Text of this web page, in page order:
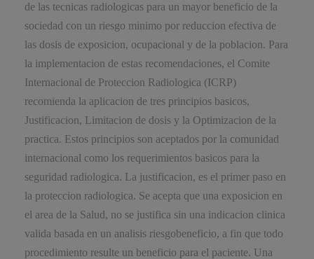
de las tecnicas radiologicas para un mayor beneficio de la
sociedad con un riesgo minimo por reduccion efectiva de
las dosis de exposicion, ocupacional y de la poblacion. Para
la implementacion de estas recomendaciones, el Comite
Internacional de Proteccion Radiologica (ICRP)
recomienda la aplicacion de tres principios basicos,
Justificacion, Limitacion de dosis y la Optimizacion de la
practica. Estos principios son aceptados por la comunidad
internacional como los requerimientos basicos para la
seguridad radiologica. La justificacion, es el primer paso en
la proteccion radiologica. Se acepta que una exposicion en
el area de la Salud, no se justifica sin una indicacion clinica
valida basada en un analisis riesgobeneficio, a fin que todo
procedimiento resulte un beneficio para el paciente. Una